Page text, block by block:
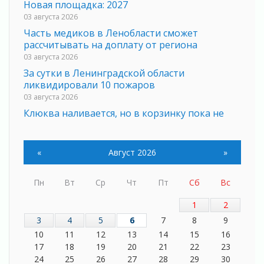
Новая площадка: 2027
03 августа 2026
Часть медиков в Ленобласти сможет
рассчитывать на доплату от региона
03 августа 2026
За сутки в Ленинградской области
ликвидировали 10 пожаров
03 августа 2026
Клюква наливается, но в корзинку пока не
Строительные компании Ленобласти
подняли зарплаты почти на 40% за год
03 августа 2026
Уроки безопасности для детей и взрослых
03 августа 2026
« Август 2026 »
Пн Вт Ср Чт Пт Сб
Вс
1
2
3
4 5 6 7 8
9
10
11 12 13 14 15
16
17
18 19 20 21 22
23
24
25 26 27 28 29
30